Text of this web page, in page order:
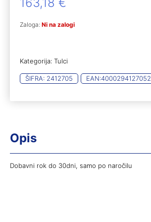
Zaloga: Ni na zalogi
Kategorija: Tulci
ŠIFRA: 2412705 EAN:4000294127052
Opis
Dobavni rok do 30dni, samo po naročilu